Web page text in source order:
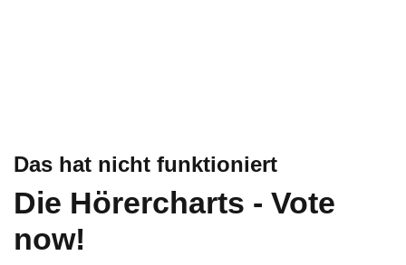
Das hat nicht funktioniert
Die Hörercharts - Vote
now!